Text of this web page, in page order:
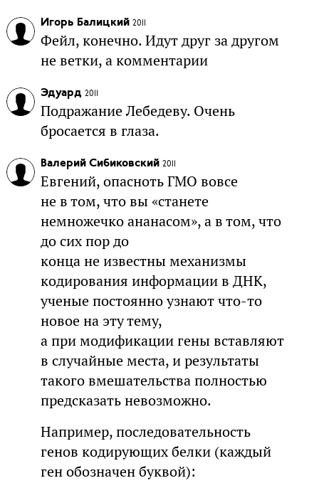
Игорь Балицкий 2011
Фейл, конечно. Идут друг за другом
не ветки, а комментарии
Эдуард 2011
Подражание Лебедеву. Очень
бросается в глаза.
Валерий Сибиковский 2011
Евгений, опасноть ГМО вовсе
не в том, что вы «станете
немножечко ананасом», а в том, что
до сих пор до
конца не известны механизмы
кодирования информации в ДНК,
ученые постоянно узнают что-то
новое на эту тему,
а при модификации гены вставляют
в случайные места, и результаты
такого вмешательства полностью
предсказать невозможно.
Например, последовательность
генов кодирующих белки (каждый
ген обозначен буквой):